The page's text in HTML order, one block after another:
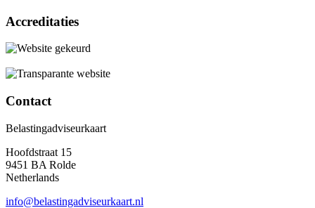
Accreditaties
Contact
Belastingadviseurkaart
Hoofdstraat 15
9451 BA Rolde
Netherlands
info@belastingadviseurkaart.nl